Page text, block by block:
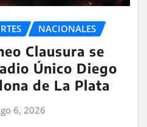
NACIONALES
Clausura se
Único Diego
de La Plata
6, 2026